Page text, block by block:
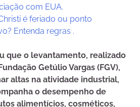
com EUA.
é feriado ou ponto
Entenda regras .
que o levantamento, realizado
Getúlio Vargas (FGV),
altas na atividade industrial,
o desempenho de
alimentícios, cosméticos,